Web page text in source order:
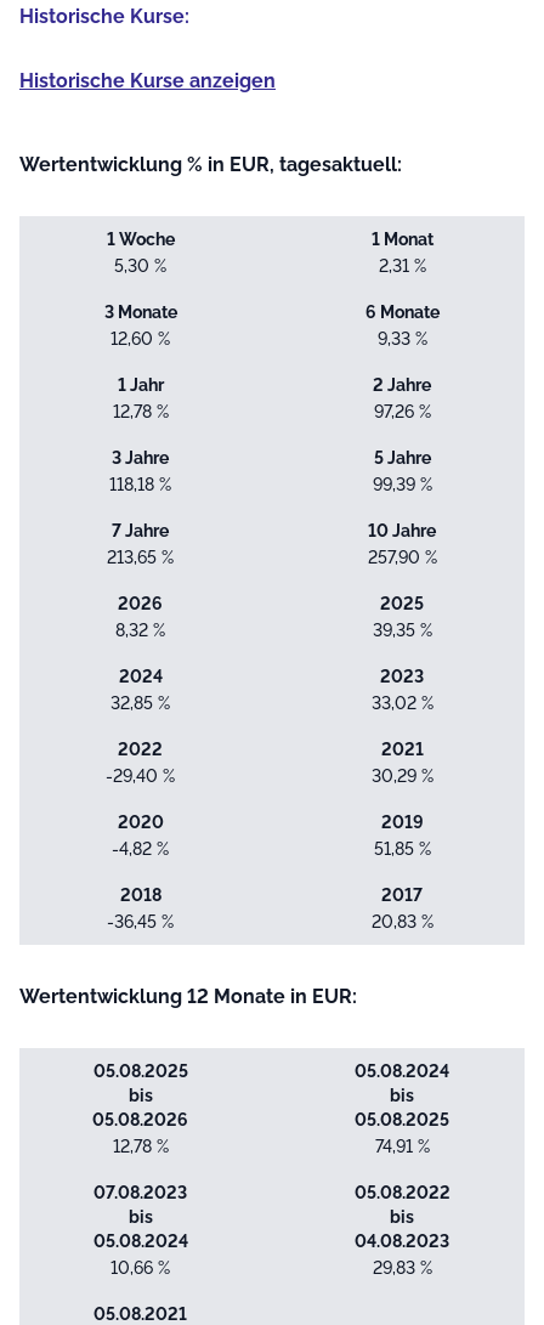
Historische Kurse:
Historische Kurse anzeigen
Wertentwicklung % in EUR, tagesaktuell:
1 Woche
5,30 %
1 Monat
2,31 %
3 Monate
12,60 %
6 Monate
9,33 %
1 Jahr
12,78 %
2 Jahre
97,26 %
3 Jahre
118,18 %
5 Jahre
99,39 %
7 Jahre
213,65 %
10 Jahre
257,90 %
2026
8,32 %
2025
39,35 %
2024
32,85 %
2023
33,02 %
2022
-29,40 %
2021
30,29 %
2020
-4,82 %
2019
51,85 %
2018
-36,45 %
2017
20,83 %
Wertentwicklung 12 Monate in EUR:
05.08.2025
bis
05.08.2026
12,78 %
05.08.2024
bis
05.08.2025
74,91 %
07.08.2023
bis
05.08.2024
10,66 %
05.08.2022
bis
04.08.2023
29,83 %
05.08.2021